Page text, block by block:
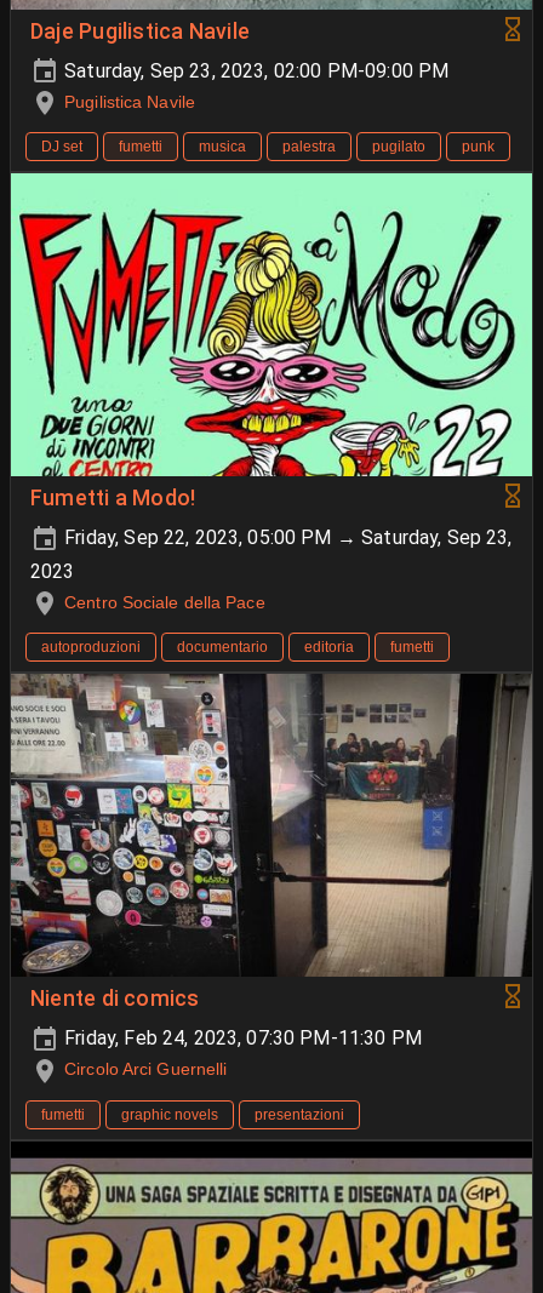
Daje Pugilistica Navile
Saturday, Sep 23, 2023, 02:00 PM-09:00 PM
Pugilistica Navile
DJ set fumetti musica palestra pugilato punk
Fumetti a Modo!
Friday, Sep 22, 2023, 05:00 PM → Saturday, Sep 23,
2023
Centro Sociale della Pace
autoproduzioni documentario editoria fumetti
Niente di comics
Friday, Feb 24, 2023, 07:30 PM-11:30 PM
Circolo Arci Guernelli
fumetti graphic novels presentazioni